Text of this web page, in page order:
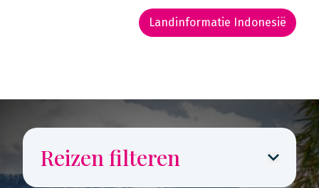
Landinformatie Indonesië
Reizen filteren